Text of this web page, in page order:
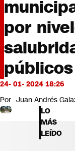
Cultura
Servicios
Bits
CNN tiempo
Futuro 360
Opinión
por
públicos
24- 01- 2024 18:26
Por Juan Andrés
LO
MÁS
LEÍDO